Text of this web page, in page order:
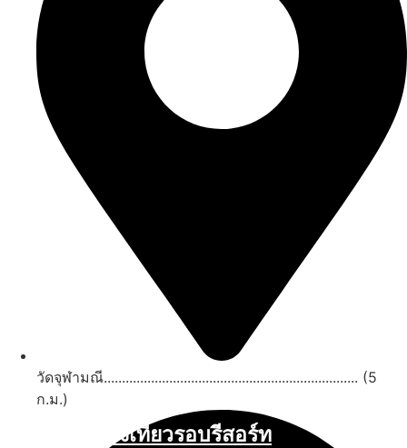
วัดจุฬามณี...................................................................... (5
ก.ม.)
สถานที่ท่องเที่ยวรอบรีสอร์ท